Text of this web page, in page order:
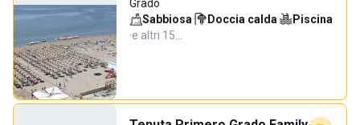
Grado
Sabbiosa· Doccia calda·
Piscina
·e altri 15…